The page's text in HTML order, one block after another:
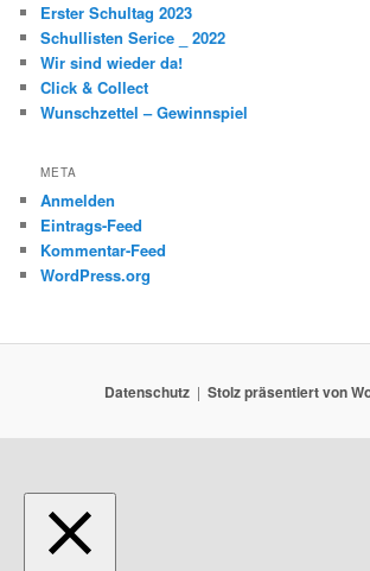
Erster Schultag 2023
Schullisten Serice _ 2022
Wir sind wieder da!
Click & Collect
Wunschzettel – Gewinnspiel
META
Anmelden
Eintrags-Feed
Kommentar-Feed
WordPress.org
Datenschutz Stolz präsentiert von